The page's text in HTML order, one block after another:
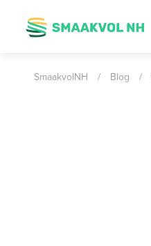
SmaakvolNH / Blog /